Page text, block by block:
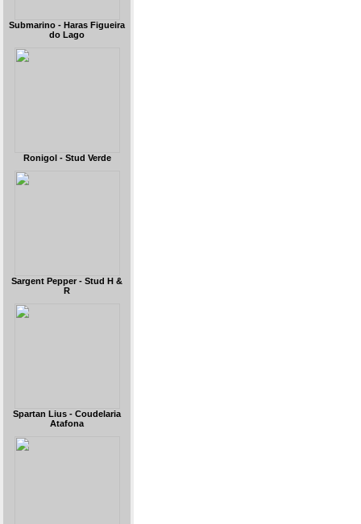
Submarino - Haras Figueira
do Lago
Ronigol - Stud Verde
Sargent Pepper - Stud H &
R
Spartan Lius - Coudelaria
Atafona